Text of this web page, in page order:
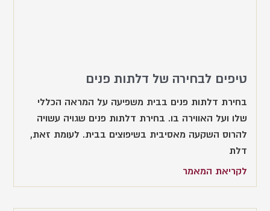
טיפים לבחירה של דלתות פנים
בחירת דלתות פנים בבית משפיעה על המראה הכללי
שלו ועל האווירה בו. בחירת דלתות פנים שגויה עשויה
להרוס השקעה מאסיבית בשיפוצים בבית. לעומת זאת,
דלת
לקריאת המאמר